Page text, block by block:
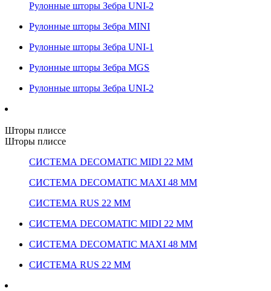
Рулонные шторы Зебра UNI-2
Рулонные шторы Зебра MINI
Рулонные шторы Зебра UNI-1
Рулонные шторы Зебра MGS
Рулонные шторы Зебра UNI-2
Шторы плиссе
Шторы плиссе
СИСТЕМА DECOMATIC MIDI 22 ММ
СИСТЕМА DECOMATIC MAXI 48 ММ
СИСТЕМА RUS 22 ММ
СИСТЕМА DECOMATIC MIDI 22 ММ
СИСТЕМА DECOMATIC MAXI 48 ММ
СИСТЕМА RUS 22 ММ